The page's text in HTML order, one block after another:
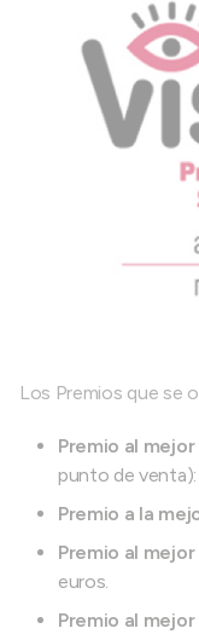
Los Premios que se
Premio al
punto de
Premio a la
Premio al
euros.
Premio al